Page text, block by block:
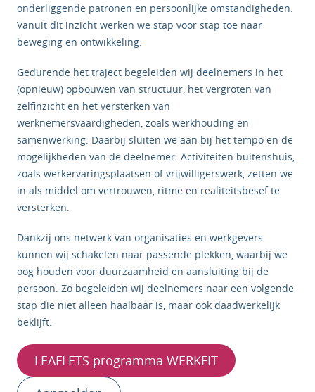
onderliggende patronen en persoonlijke omstandigheden.
Vanuit dit inzicht werken we stap voor stap toe naar
beweging en ontwikkeling.
Gedurende het traject begeleiden wij deelnemers in het
(opnieuw) opbouwen van structuur, het vergroten van
zelfinzicht en het versterken van
werknemersvaardigheden, zoals werkhouding en
samenwerking. Daarbij sluiten we aan bij het tempo en de
mogelijkheden van de deelnemer. Activiteiten buitenshuis,
zoals werkervaringsplaatsen of vrijwilligerswerk, zetten we
in als middel om vertrouwen, ritme en realiteitsbesef te
versterken.
Dankzij ons netwerk van organisaties en werkgevers
kunnen wij schakelen naar passende plekken, waarbij we
oog houden voor duurzaamheid en aansluiting bij de
persoon. Zo begeleiden wij deelnemers naar een volgende
stap die niet alleen haalbaar is, maar ook daadwerkelijk
beklijft.
LEAFLETS programma WERKFIT